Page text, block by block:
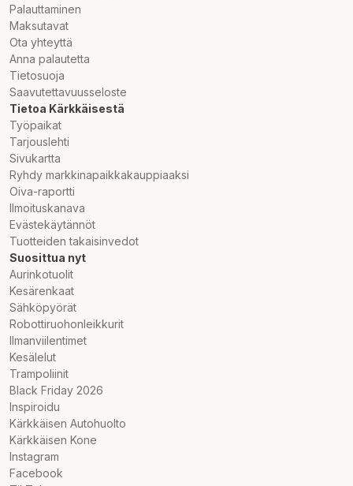
Palauttaminen
Maksutavat
Ota yhteyttä
Anna palautetta
Tietosuoja
Saavutettavuusseloste
Tietoa Kärkkäisestä
Työpaikat
Tarjouslehti
Sivukartta
Ryhdy markkinapaikkakauppiaaksi
Oiva-raportti
Ilmoituskanava
Evästekäytännöt
Tuotteiden takaisinvedot
Suosittua nyt
Aurinkotuolit
Kesärenkaat
Sähköpyörät
Robottiruohonleikkurit
Ilmanviilentimet
Kesälelut
Trampoliinit
Black Friday 2026
Inspiroidu
Kärkkäisen Autohuolto
Kärkkäisen Kone
Instagram
Facebook